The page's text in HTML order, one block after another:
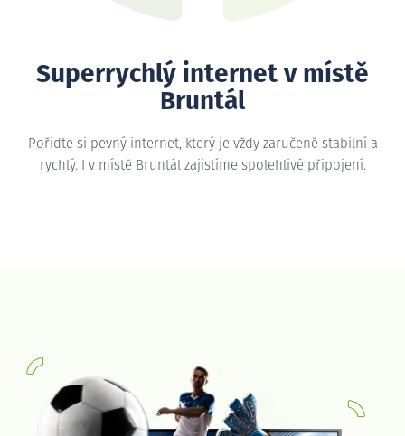
Superrychlý internet v místě
Bruntál
Pořiďte si pevný internet, který je vždy zaručeně stabilní a
rychlý. I v místě Bruntál zajistíme spolehlivé připojení.